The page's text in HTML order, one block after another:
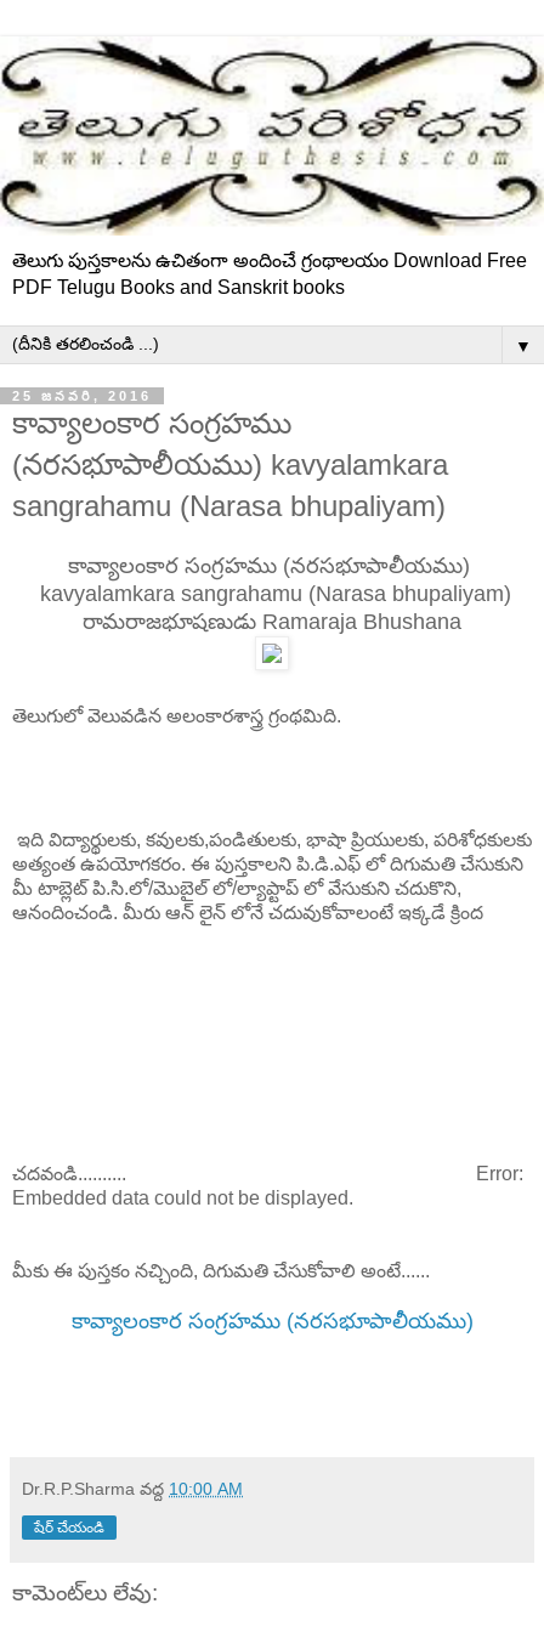
తెలుగు పుస్తకాలను ఉచితంగా అందించే గ్రంథాలయం Download Free
PDF Telugu Books and Sanskrit books
▼
25 జనవరి, 2016
కావ్యాలంకార సంగ్రహము
(నరసభూపాలీయము) kavyalamkara
sangrahamu (Narasa bhupaliyam)
కావ్యాలంకార సంగ్రహము (నరసభూపాలీయము)
kavyalamkara sangrahamu (Narasa bhupaliyam)
రామరాజభూషణుడు Ramaraja Bhushana
తెలుగులో వెలువడిన అలంకారశాస్త్ర గ్రంథమిది.
ఇది విద్యార్థులకు, కవులకు,పండితులకు, భాషా ప్రియులకు, పరిశోధకులకు
అత్యంత ఉపయోగకరం. ఈ పుస్తకాలని పి.డి.ఎఫ్ లో దిగుమతి చేసుకుని
మీ టాబ్లెట్ పి.సి.లో/మొబైల్ లో/ల్యాప్టాప్ లో వేసుకుని చదుకొని,
ఆనందించండి. మీరు ఆన్ లైన్ లోనే చదువుకోవాలంటే ఇక్కడే క్రింద
చదవండి..........
Error:
Embedded data could not be displayed.
మీకు ఈ పుస్తకం నచ్చింది, దిగుమతి చేసుకోవాలి అంటే......
కావ్యాలంకార సంగ్రహము (నరసభూపాలీయము)
Dr.R.P.Sharma వద్ద 10:00 AM
షేర్ చేయండి
కామెంట్‌లు లేవు: